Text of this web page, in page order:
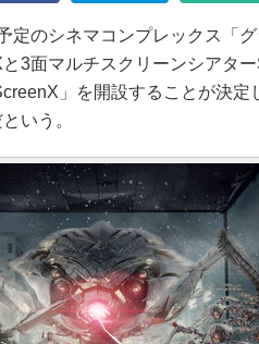
定のシネマコンプレックス「
3面マルチスクリーンシアタ
」を開設することが決定
いう。